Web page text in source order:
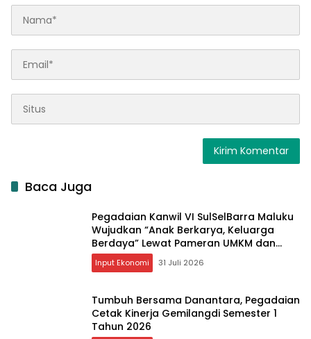
Baca Juga
Pegadaian Kanwil VI SulSelBarra Maluku
Wujudkan “Anak Berkarya, Keluarga
Berdaya” Lewat Pameran UMKM dan
Bazar Emas
Input Ekonomi 31 Juli 2026
Tumbuh Bersama Danantara, Pegadaian
Cetak Kinerja Gemilangdi Semester 1
Tahun 2026